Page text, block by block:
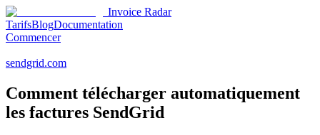
Invoice Radar
TarifsBlogDocumentation
Commencer
sendgrid.com
Comment télécharger automatiquement
les factures SendGrid